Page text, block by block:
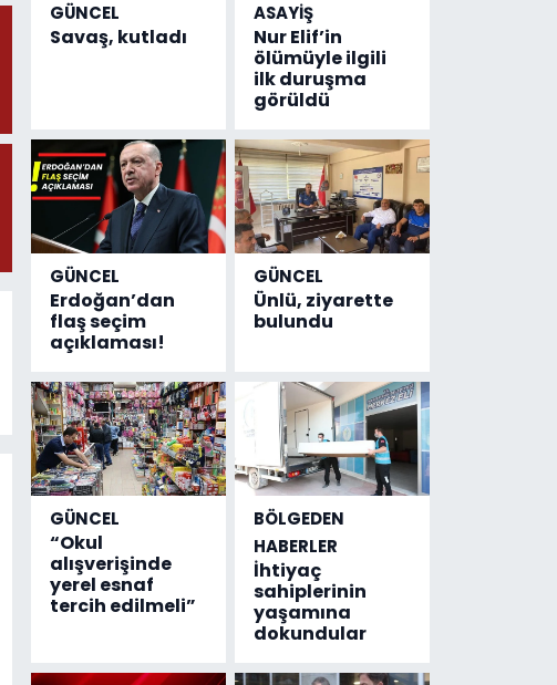
GÜNCEL
Savaş, kutladı
ASAYİŞ
Nur Elif’in
ölümüyle ilgili
ilk duruşma
görüldü
GÜNCEL
Erdoğan’dan
flaş seçim
açıklaması!
GÜNCEL
Ünlü, ziyarette
bulundu
GÜNCEL
“Okul
alışverişinde
yerel esnaf
tercih edilmeli”
BÖLGEDEN
HABERLER
İhtiyaç
sahiplerinin
yaşamına
dokundular